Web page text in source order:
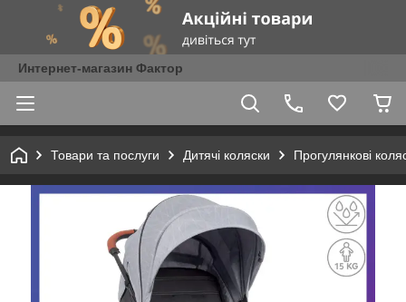
Интернет-магазин Фактор
Товари та послуги Дитячі коляски Прогулянкові